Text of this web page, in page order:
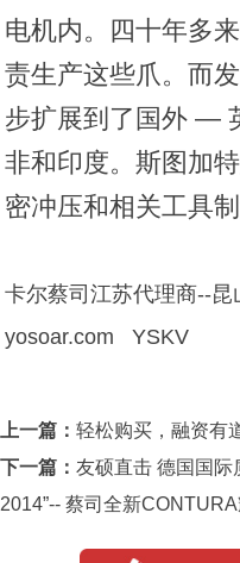
电机内。四十年多
责生产这些爪。而
步扩展到了国外 —
非和印度。斯图加
密冲压和相关工具
卡尔蔡司江苏代理商--
yosoar.com YSKV
上一篇： 轻松购买，融资有
下一篇： 友硕直击 德国国际
2014”-- 蔡司全新CONTURA